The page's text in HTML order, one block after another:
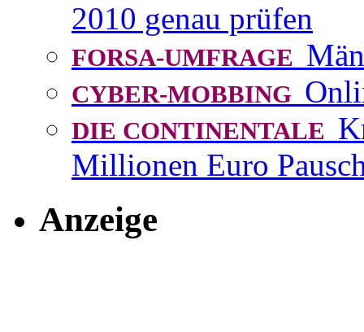
2010 genau prüfen
FORSA-UMFRAGE
CYBER-MOBBING
DIE CONTINENTALE
Millionen Euro
Anzeige